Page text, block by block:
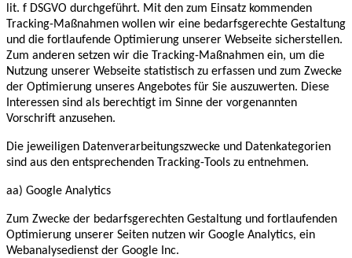
lit. f DSGVO durchgeführt. Mit den zum Einsatz kommenden
Tracking-Maßnahmen wollen wir eine bedarfsgerechte Gestaltung
und die fortlaufende Optimierung unserer Webseite sicherstellen.
Zum anderen setzen wir die Tracking-Maßnahmen ein, um die
Nutzung unserer Webseite statistisch zu erfassen und zum Zwecke
der Optimierung unseres Angebotes für Sie auszuwerten. Diese
Interessen sind als berechtigt im Sinne der vorgenannten
Vorschrift anzusehen.
Die jeweiligen Datenverarbeitungszwecke und Datenkategorien
sind aus den entsprechenden Tracking-Tools zu entnehmen.
aa) Google Analytics
Zum Zwecke der bedarfsgerechten Gestaltung und fortlaufenden
Optimierung unserer Seiten nutzen wir Google Analytics, ein
Webanalysedienst der Google Inc.